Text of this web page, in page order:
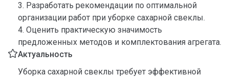
3. Разработать рекомендации по оптимальной
организации работ при уборке сахарной свеклы.
4. Оценить практическую значимость
предложенных методов и комплектования агрегата.
Актуальность
Уборка сахарной свеклы требует эффективной